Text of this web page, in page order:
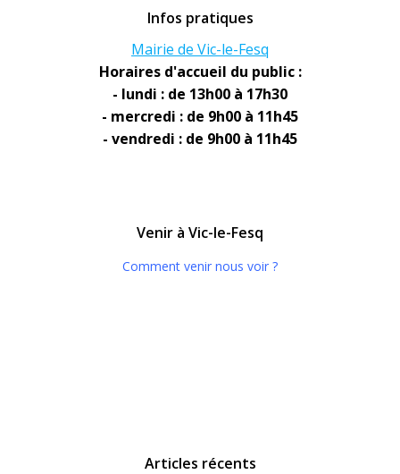
Infos pratiques
Mairie de Vic-le-Fesq
Horaires d'accueil du public :
- lundi : de 13h00 à 17h30
- mercredi : de 9h00 à 11h45
- vendredi : de 9h00 à 11h45
Venir à Vic-le-Fesq
Comment venir nous voir ?
Articles récents